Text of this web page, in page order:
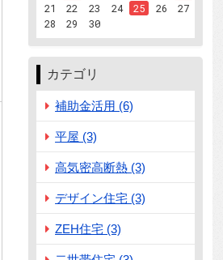
21
22 23 24 25 26
27
28
29 30
カテゴリ
補助金活用 (6)
平屋 (3)
高気密高断熱 (3)
デザイン住宅 (3)
ZEH住宅 (3)